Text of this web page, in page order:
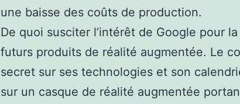
une baisse des coûts de production.
De quoi susciter l’intérêt de Google pour
futurs produits de réalité augmentée. Le
secret sur ses technologies et son
sur un casque de réalité augmentée